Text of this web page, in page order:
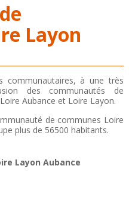
Layon
communautaires, à une très
des communautés de
Aubance et Loire Layon.
de communes Loire
plus de 56500 habitants.
Layon Aubance